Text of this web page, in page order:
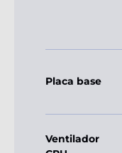
Placa base
Ventilador